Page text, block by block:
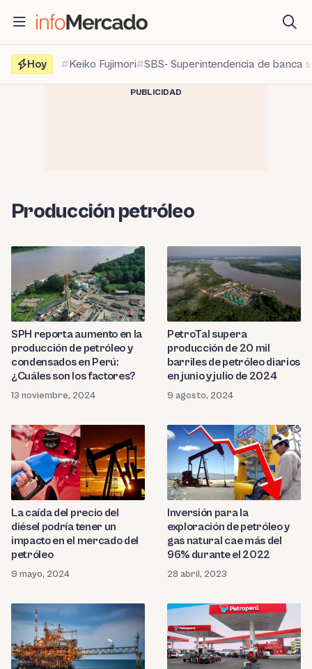
contenido
Hoy
Keiko Fujimori SBS- Superintendencia de banca
PUBLICIDAD
Producción petróleo
SPH reporta aumento en la
producción de petróleo y
condensados en Perú:
¿Cuáles son los factores?
13 noviembre, 2024
PetroTal supera
producción de 20 mil
barriles de petróleo diarios
en junio y julio de 2024
9 agosto, 2024
La caída del precio del
diésel podría tener un
impacto en el mercado del
petróleo
9 mayo, 2024
Inversión para la
exploración de petróleo y
gas natural cae más del
96% durante el 2022
28 abril, 2023